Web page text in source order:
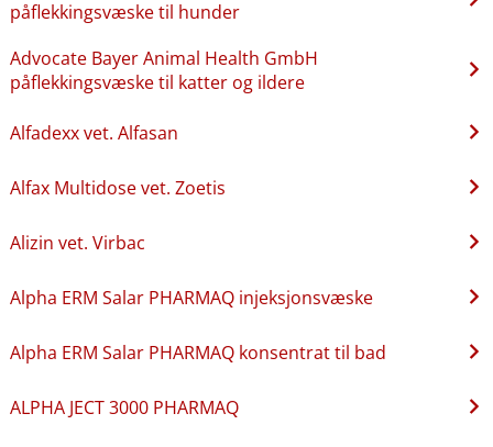
påflekkingsvæske til hunder
Advocate Bayer Animal Health GmbH
påflekkingsvæske til katter og ildere
Alfadexx vet. Alfasan
Alfax Multidose vet. Zoetis
Alizin vet. Virbac
Alpha ERM Salar PHARMAQ injeksjonsvæske
Alpha ERM Salar PHARMAQ konsentrat til bad
ALPHA JECT 3000 PHARMAQ